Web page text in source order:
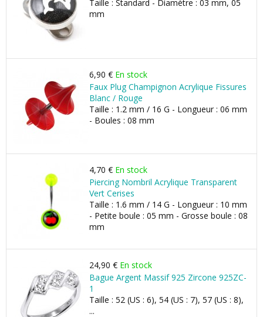
Taille : Standard - Diamètre : 03 mm, 05
mm
6,90 € En stock
Faux Plug Champignon Acrylique Fissures
Blanc / Rouge
Taille : 1.2 mm / 16 G - Longueur : 06 mm
- Boules : 08 mm
4,70 € En stock
Piercing Nombril Acrylique Transparent
Vert Cerises
Taille : 1.6 mm / 14 G - Longueur : 10 mm
- Petite boule : 05 mm - Grosse boule : 08
mm
24,90 € En stock
Bague Argent Massif 925 Zircone 925ZC-
1
Taille : 52 (US : 6), 54 (US : 7), 57 (US : 8),
...